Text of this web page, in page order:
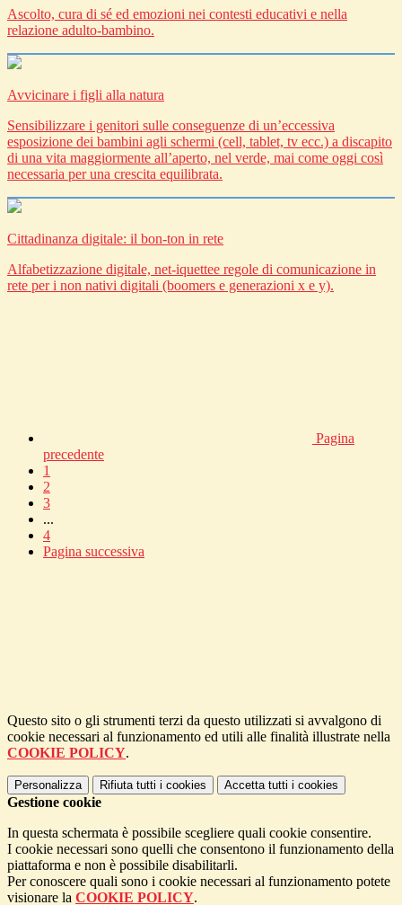
Ascolto, cura di sé ed emozioni nei contesti educativi e nella
relazione adulto-bambino.
Avvicinare i figli alla natura
Sensibilizzare i genitori sulle conseguenze di un’eccessiva
esposizione dei bambini agli schermi (cell, tablet, tv ecc.) a discapito
di una vita maggiormente all’aperto, nel verde, mai come oggi così
necessaria per una crescita equilibrata.
Cittadinanza digitale: il bon-ton in rete
Alfabetizzazione digitale, net-iquettee regole di comunicazione in
rete per i non nativi digitali (boomers e generazioni x e y).
Pagina
precedente
1
2
3
...
4
Pagina successiva
Questo sito o gli strumenti terzi da questo utilizzati si avvalgono di
cookie necessari al funzionamento ed utili alle finalità illustrate nella
COOKIE POLICY.
Personalizza Rifiuta tutti i cookies Accetta tutti i cookies
Gestione cookie
In questa schermata è possibile scegliere quali cookie consentire.
I cookie necessari sono quelli che consentono il funzionamento della
piattaforma e non è possibile disabilitarli.
Per conoscere quali sono i cookie necessari al funzionamento potete
visionare la COOKIE POLICY.